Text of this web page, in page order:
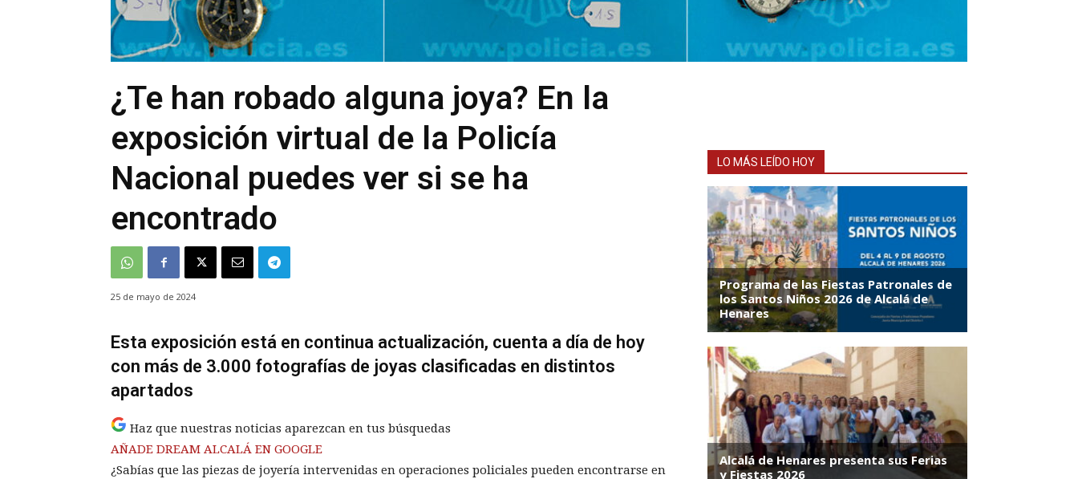
¿Te han robado alguna joya? En la
exposición virtual de la Policía
Nacional puedes ver si se ha
encontrado
25 de mayo de 2024
Esta exposición está en continua actualización, cuenta a día de hoy
con más de 3.000 fotografías de joyas clasificadas en distintos
apartados
Haz que nuestras noticias aparezcan en tus búsquedas
AÑADE DREAM ALCALÁ EN GOOGLE
¿Sabías que las piezas de joyería intervenidas en operaciones policiales pueden encontrarse en
LO MÁS LEÍDO HOY